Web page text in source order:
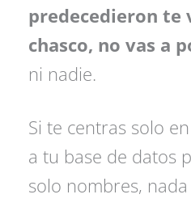
predecedieron te
chasco, no vas a
ni nadie.
Si te centras solo
a tu base de datos
solo nombres, nada